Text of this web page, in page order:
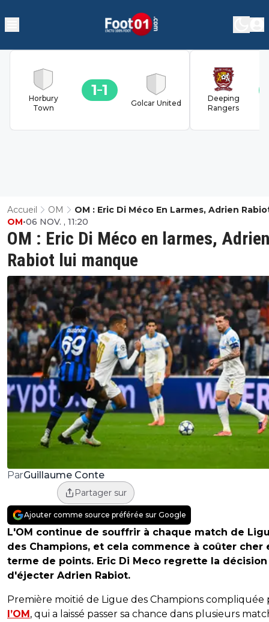
Horbury
Town
1 1
Golcar United
Deeping
Rangers
Accueil OM
OM : Eric Di Méco En Larmes, Adrien
Manque
OM : Eric Di Méco en larmes, Adrien
Rabiot lui manque
OM•06 NOV. , 11:20
ParGuillaume Conte
Partager sur
Ajouter comme source préférée sur Google
L'OM continue de souffrir à chaque match de
des Champions, et cela commence à coûter cher
terme de points. Eric Di Meco regrette la décision
d'éjecter Adrien Rabiot.
Première moitié de Ligue des Champions compliquée
l’OM , qui a laissé passer sa chance dans plusieurs